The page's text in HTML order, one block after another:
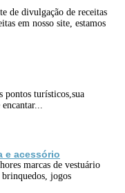
de divulgação de receitas
em nosso site, estamos
pontos turísticos,sua
e acessório
marcas de vestuário
jogos